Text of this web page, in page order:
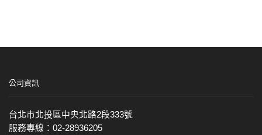
公司資訊
台北市北投區中央北路2段333號
服務專線：02-28936205